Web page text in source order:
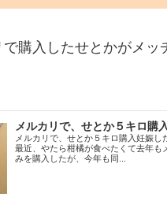
で購入したせとかがメッ
メルカリで、せとか５キロ購
メルカリで、せとか５キロ購入妊娠し
最近、やたら柑橘が食べたくて去年も
みを購入したが、今年も同...